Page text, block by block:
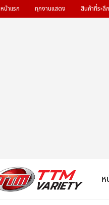
หน้าแรก ทุกงานแสดง สินค้าที่ระลึก